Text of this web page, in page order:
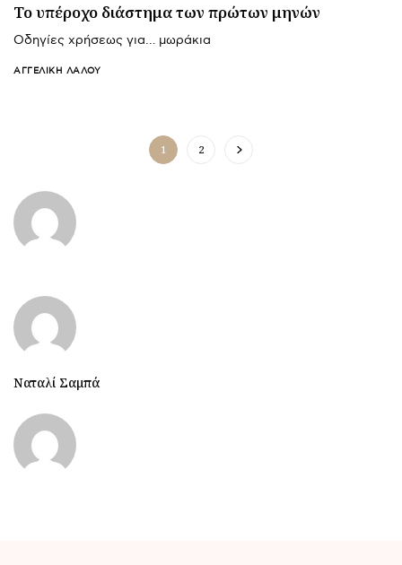
Το υπέροχο διάστημα των πρώτων μηνών
Οδηγίες χρήσεως για… μωράκια
ΑΓΓΕΛΙΚΉ ΛΆΛΟΥ
1 2
Ναταλί Σαμπά